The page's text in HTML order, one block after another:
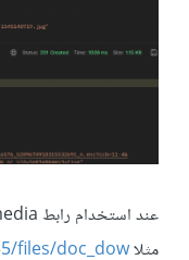
عند استخدام رابط media خارجي
مثلاfiles/doc_dow